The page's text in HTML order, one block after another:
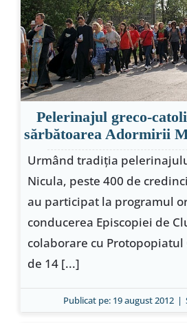
Pelerinajul greco-
sărbătoarea Adormirii
Urmând tradiţia
Nicula, peste 400 de
au participat la programul
conducerea Episcopiei de
colaborare cu
de 14 [...]
Publicat pe: 19 august 2012 |